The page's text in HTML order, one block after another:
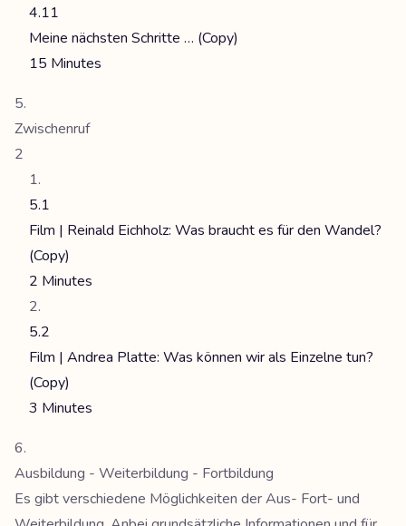
4.11
Meine nächsten Schritte … (Copy)
15 Minutes
Zwischenruf
2
5.1
Film | Reinald Eichholz: Was braucht es für den Wandel?
(Copy)
2 Minutes
5.2
Film | Andrea Platte: Was können wir als Einzelne tun?
(Copy)
3 Minutes
Ausbildung - Weiterbildung - Fortbildung
Es gibt verschiedene Möglichkeiten der Aus- Fort- und